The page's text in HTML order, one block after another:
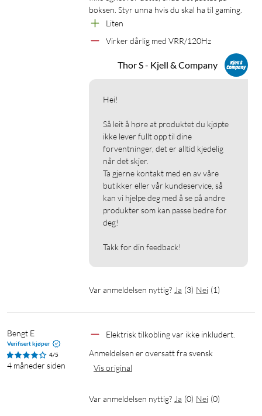
boksen. Styr unna hvis du skal ha til gaming.
Liten
Virker dårlig med VRR/120Hz
Thor S - Kjell & Company
Hei!
Så leit å høre at produktet du kjøpte
ikke lever fullt opp til dine
forventninger, det er alltid kjedelig
når det skjer.
Ta gjerne kontakt med en av våre
butikker eller vår kundeservice, så
kan vi hjelpe deg med å se på andre
produkter som kan passe bedre for
deg!
Takk for din feedback!
Var anmeldelsen nyttig? Ja (3) Nei (1)
Bengt E
Verifisert kjøper
4/5
4 måneder siden
Elektrisk tilkobling var ikke inkludert.
Anmeldelsen er oversatt fra svensk
Vis original
Var anmeldelsen nyttig? Ja (0) Nei (0)